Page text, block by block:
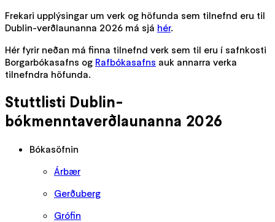
Frekari upplýsingar um verk og höfunda sem tilnefnd eru til
Dublin-verðlaunanna 2026 má sjá hér.
Hér fyrir neðan má finna tilnefnd verk sem til eru í safnkosti
Borgarbókasafns og Rafbókasafns auk annarra verka
tilnefndra höfunda.
Stuttlisti Dublin-
bókmenntaverðlaunanna 2026
Bókasöfnin
Árbær
Gerðuberg
Grófin